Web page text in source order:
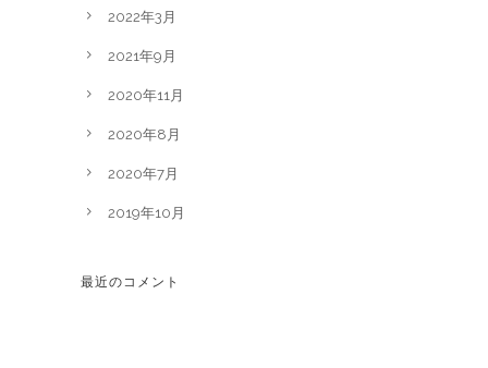
2022年3月
2021年9月
2020年11月
2020年8月
2020年7月
2019年10月
最近のコメント